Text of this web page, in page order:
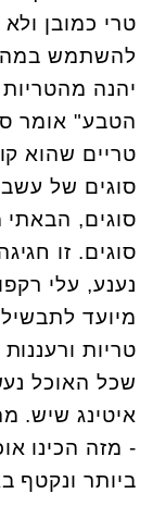
טרי כמובן
להשתמש במה
יהנה
הטבע" אומר
טריים שהוא
סוגים של
סוגים, הבאתי
סוגים. זו
נענע, עלי
מיועד
טריות
שכל האוכל
איטינג שיש.
- מזה הכינו
ביותר ונקטף